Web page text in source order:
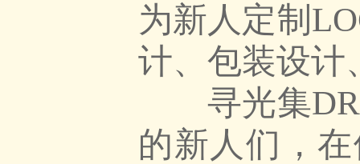
为新人定制
计、包装设计
寻光集
的新人们，